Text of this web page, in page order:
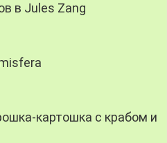
в Jules Zang
картошка с крабом и